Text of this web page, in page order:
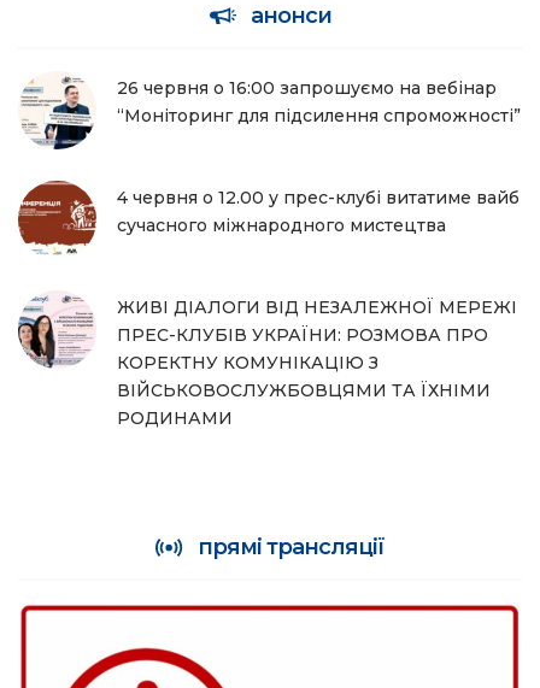
анонси
26 червня о 16:00 запрошуємо на вебінар
“Моніторинг для підсилення спроможності”
4 червня о 12.00 у прес-клубі витатиме вайб
сучасного міжнародного мистецтва
ЖИВІ ДІАЛОГИ ВІД НЕЗАЛЕЖНОЇ МЕРЕЖІ
ПРЕС-КЛУБІВ УКРАЇНИ: РОЗМОВА ПРО
КОРЕКТНУ КОМУНІКАЦІЮ З
ВІЙСЬКОВОСЛУЖБОВЦЯМИ ТА ЇХНІМИ
РОДИНАМИ
прямі трансляції